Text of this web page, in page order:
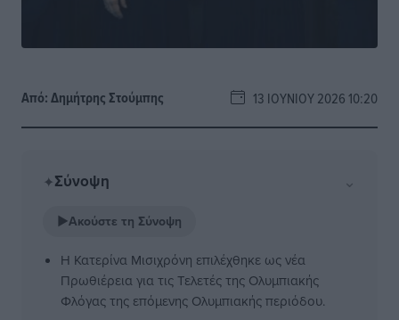
Από:Δημήτρης Στούμπης 13 ΙΟΥΝΊΟΥ 2026 10:20
✦Σύνοψη ⌄
▶Ακούστε τη Σύνοψη
Η Κατερίνα Μισιχρόνη επιλέχθηκε ως νέα
Πρωθιέρεια για τις Τελετές της Ολυμπιακής
Φλόγας της επόμενης Ολυμπιακής περιόδου.